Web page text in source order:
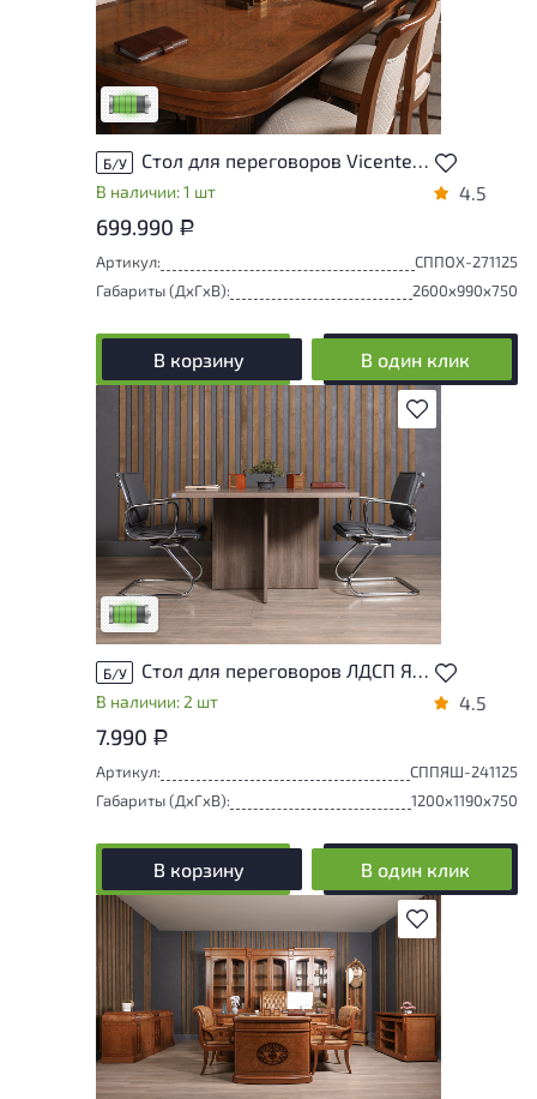
У товара присутствуют незначительные
следы эксплуатации, не влияющие на
удобство его использования
Низкая степень износа
Б/У Стол для переговоров Vicente Zaragoza Royal Массив Ольха Испания
В наличии: 1 шт 4.5
699.990 Р
Артикул:
СППОХ-271125
Габариты (ДxГxВ):
2600x990x750
В корзину В один клик
В избранное
У товара присутствуют незначительные
следы эксплуатации, не влияющие на
удобство его использования
Низкая степень износа
Б/У Стол для переговоров ЛДСП Ясень шимо
В наличии: 2 шт 4.5
7.990 Р
Артикул:
СППЯШ-241125
Габариты (ДxГxВ):
1200x1190x750
В корзину В один клик
В избранное
У товара присутствуют незначительные
следы эксплуатации, не влияющие на
удобство его использования